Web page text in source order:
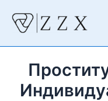
содержимому